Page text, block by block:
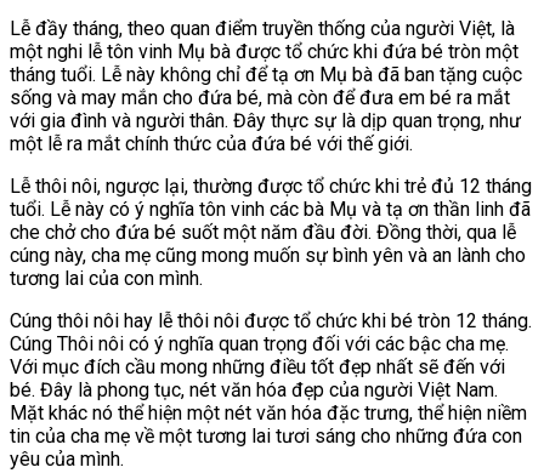
Lễ đầy tháng, theo quan điểm truyền thống của người Việt, là
một nghi lễ tôn vinh Mụ bà được tổ chức khi đứa bé tròn một
tháng tuổi. Lễ này không chỉ để tạ ơn Mụ bà đã ban tặng cuộc
sống và may mắn cho đứa bé, mà còn để đưa em bé ra mắt
với gia đình và người thân. Đây thực sự là dịp quan trọng, như
một lễ ra mắt chính thức của đứa bé với thế giới.
Lễ thôi nôi, ngược lại, thường được tổ chức khi trẻ đủ 12 tháng
tuổi. Lễ này có ý nghĩa tôn vinh các bà Mụ và tạ ơn thần linh đã
che chở cho đứa bé suốt một năm đầu đời. Đồng thời, qua lễ
cúng này, cha mẹ cũng mong muốn sự bình yên và an lành cho
tương lai của con mình.
Cúng thôi nôi hay lễ thôi nôi được tổ chức khi bé tròn 12 tháng.
Cúng Thôi nôi có ý nghĩa quan trọng đối với các bậc cha mẹ.
Với mục đích cầu mong những điều tốt đẹp nhất sẽ đến với
bé. Đây là phong tục, nét văn hóa đẹp của người Việt Nam.
Mặt khác nó thể hiện một nét văn hóa đặc trưng, thể hiện niềm
tin của cha mẹ về một tương lai tươi sáng cho những đứa con
yêu của mình.